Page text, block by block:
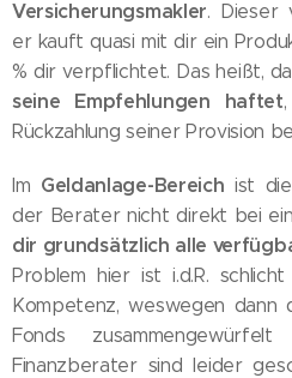
Versicherungsmakler. Dieser
er kauft quasi mit dir ein
% dir verpflichtet. Das heißt,
seine Empfehlungen haftet
Rückzahlung seiner Provision
Im Geldanlage-Bereich ist
der Berater nicht direkt bei
dir grundsätzlich alle
Problem hier ist i.d.R.
Kompetenz, weswegen
Fonds
Finanzberater sind leider